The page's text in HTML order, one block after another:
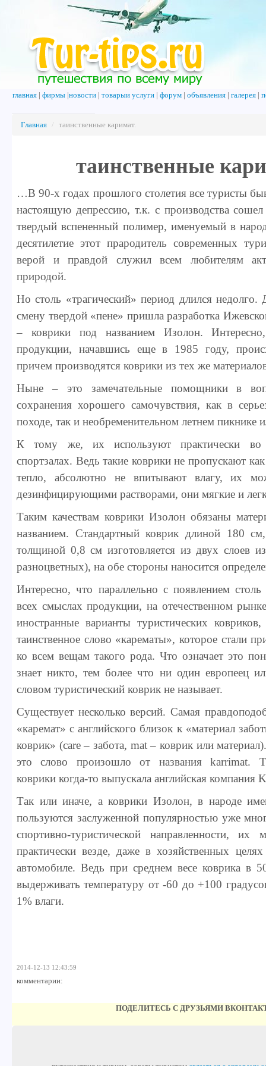
главная фирмы новости товарыи услуги форум объявления галерея
Главная / таинственные каримат.
таинственные
…В 90-х годах прошлого столетия все туристы
настоящую депрессию, т.к. с производства сошел
твердый вспененный полимер, именуемый в
десятилетие этот прародитель современных
верой и правдой служил всем любителям
природой.
Но столь «трагический» период длился недолго.
смену твердой «пене» пришла разработка
– коврики под названием Изолон.
продукции, начавшись еще в 1985 году,
причем производятся коврики из тех же
Ныне – это замечательные помощники в
сохранения хорошего самочувствия, как в
походе, так и необременительном летнем пикнике
К тому же, их используют практически во
спортзалах. Ведь такие коврики не пропускают
тепло, абсолютно не впитывают влагу, их
дезинфицирующими растворами, они мягкие и
Таким качествам коврики Изолон обязаны
названием. Стандартный коврик длиной 180
толщиной 0,8 см изготовляется из двух слоев
разноцветных), на обе стороны наносится
Интересно, что параллельно с появлением столь
всех смыслах продукции, на отечественном
иностранные варианты туристических
таинственное слово «карематы», которое стали
ко всем вещам такого рода. Что означает это
знает никто, тем более что ни один европеец
словом туристический коврик не называет.
Существует несколько версий. Самая
«каремат» с английского близок к «материал
коврик» (care – забота, mat – коврик или
это слово произошло от названия karrimat.
коврики когда-то выпускала английская компания
Так или иначе, а коврики Изолон, в народе
пользуются заслуженной популярностью уже
спортивно-туристической направленности, их
практически везде, даже в хозяйственных
автомобиле. Ведь при среднем весе коврика в
выдерживать температуру от -60 до +100
1% влаги.
2014-12-13 12:43:59
комментарии:
ПОДЕЛИТЕСЬ С ДРУЗЬЯМИ